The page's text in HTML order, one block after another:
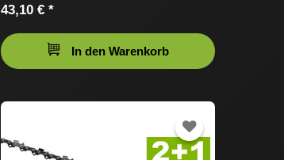
43,10 € *
In den Warenkorb